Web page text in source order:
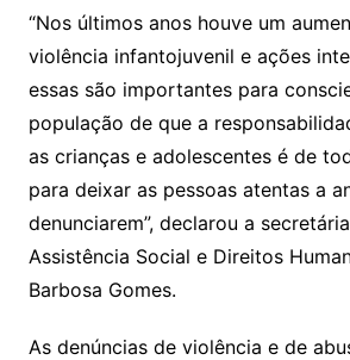
“Nos últimos anos houve um
violência infantojuvenil e ações
essas são importantes para
população de que a
as crianças e adolescentes é de
para deixar as pessoas atentas a
denunciarem”, declarou a
Assistência Social e Direitos
Barbosa Gomes.
As denúncias de violência e de